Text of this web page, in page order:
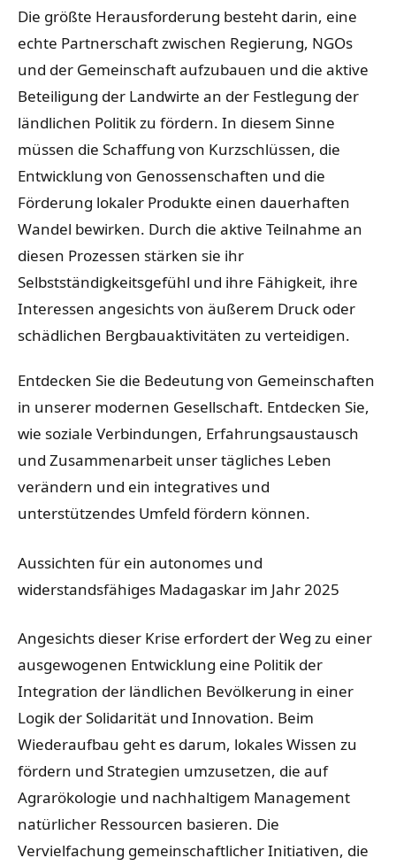
Die größte Herausforderung besteht darin, eine
echte Partnerschaft zwischen Regierung, NGOs
und der Gemeinschaft aufzubauen und die aktive
Beteiligung der Landwirte an der Festlegung der
ländlichen Politik zu fördern. In diesem Sinne
müssen die Schaffung von Kurzschlüssen, die
Entwicklung von Genossenschaften und die
Förderung lokaler Produkte einen dauerhaften
Wandel bewirken. Durch die aktive Teilnahme an
diesen Prozessen stärken sie ihr
Selbstständigkeitsgefühl und ihre Fähigkeit, ihre
Interessen angesichts von äußerem Druck oder
schädlichen Bergbauaktivitäten zu verteidigen.
Entdecken Sie die Bedeutung von Gemeinschaften
in unserer modernen Gesellschaft. Entdecken Sie,
wie soziale Verbindungen, Erfahrungsaustausch
und Zusammenarbeit unser tägliches Leben
verändern und ein integratives und
unterstützendes Umfeld fördern können.
Aussichten für ein autonomes und
widerstandsfähiges Madagaskar im Jahr 2025
Angesichts dieser Krise erfordert der Weg zu einer
ausgewogenen Entwicklung eine Politik der
Integration der ländlichen Bevölkerung in einer
Logik der Solidarität und Innovation. Beim
Wiederaufbau geht es darum, lokales Wissen zu
fördern und Strategien umzusetzen, die auf
Agrarökologie und nachhaltigem Management
natürlicher Ressourcen basieren. Die
Vervielfachung gemeinschaftlicher Initiativen, die